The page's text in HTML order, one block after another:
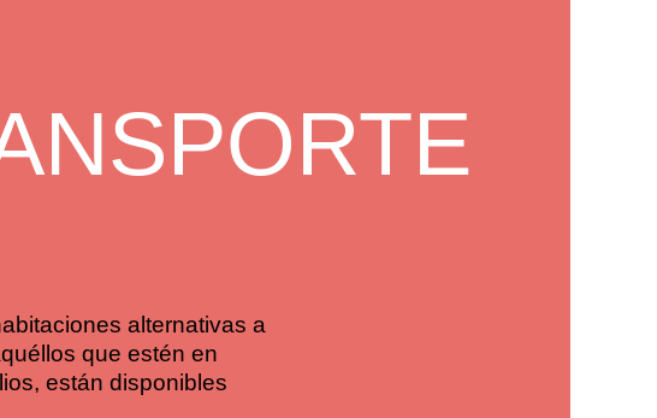
alternativas a
que estén en
están disponibles